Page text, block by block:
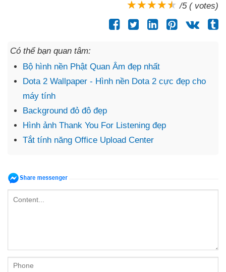
/5 ( votes)
Có thể bạn quan tâm:
Bộ hình nền Phật Quan Âm đẹp nhất
Dota 2 Wallpaper - Hình nền Dota 2 cực đẹp cho
máy tính
Background đỏ đô đẹp
Hình ảnh Thank You For Listening đẹp
Tắt tính năng Office Upload Center